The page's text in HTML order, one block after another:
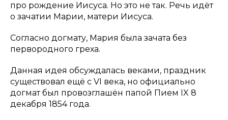
про рождение Иисуса. Но это не так. Речь идёт
о зачатии Марии, матери Иисуса.
Согласно догмату, Мария была зачата без
первородного греха.
Данная идея обсуждалась веками, праздник
существовал ещё с VI века, но официально
догмат был провозглашён папой Пием IX 8
декабря 1854 года.